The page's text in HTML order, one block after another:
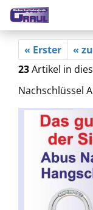
« Erster «
23Artikel in
Nachschlüssel